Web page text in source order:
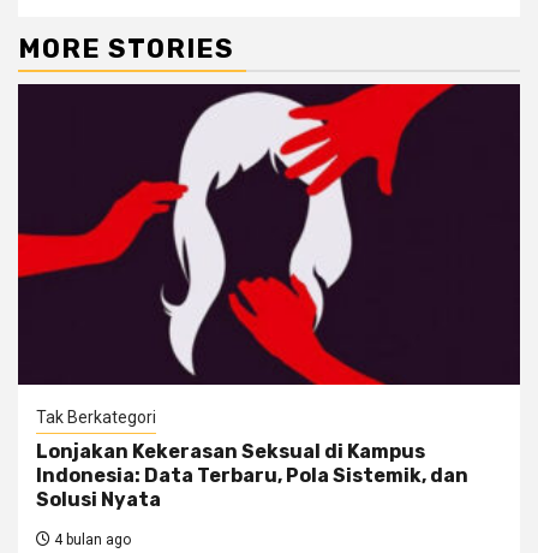
MORE STORIES
Tak Berkategori
Lonjakan Kekerasan Seksual di Kampus
Indonesia: Data Terbaru, Pola Sistemik, dan
Solusi Nyata
4 bulan ago